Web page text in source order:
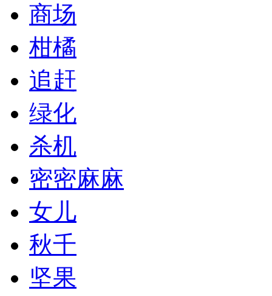
商场
柑橘
追赶
绿化
杀机
密密麻麻
女儿
秋千
坚果